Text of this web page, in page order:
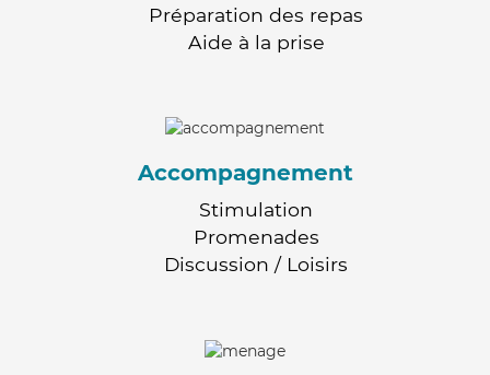
Préparation des repas
Aide à la prise
Accompagnement
Stimulation
Promenades
Discussion / Loisirs